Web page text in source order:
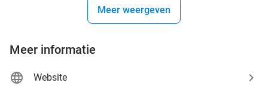
Meer weergeven
Meer informatie
Website